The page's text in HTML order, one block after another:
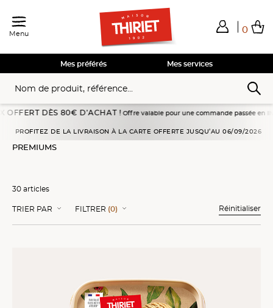
Menu 0
Total de mes achats
Voir mon panier
Voir mon panier
Voir mon panier
Voir mon panier
Mes services
Mes préférés
80€ D’ACHAT !Offre valable pour une commande passée en livraison à
PROFITEZ DE LA LIVRAISON À LA CARTE OFFERTE JUSQU’AU 06/09/2026
PREMIUMS
30 articles
TRIER PAR FILTRER (0) Réinitialiser